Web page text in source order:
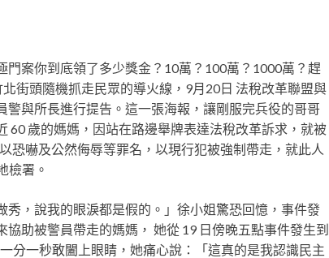
門案你到底領了多少獎金？10萬？100萬？1000萬？趕
街頭隨機抓走民眾的導火線，9月20日 法稅改革聯盟與
與所長進行提告。這一張海報，讓剛服完兵役的哥哥
60 歲的媽媽，因站在路邊舉牌表達法稅改革訴求，就被
恐嚇及公然侮辱等罪名，以現行犯被強制帶走，就此人
檢署。
秀，說我的眼淚都是假的。」徐小姐驚恐回憶，事件發
助被警員帶走的媽媽， 她從 19 日傍晚五點事件發生到
分一秒敢闔上眼睛，她痛心說：「這真的是我認識民主